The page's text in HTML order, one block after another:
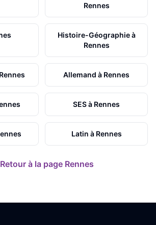
Rennes
Histoire-Géographieà
Rennes
Rennes Allemand à Rennes
SESà Rennes
Latin à Rennes
à la page Rennes